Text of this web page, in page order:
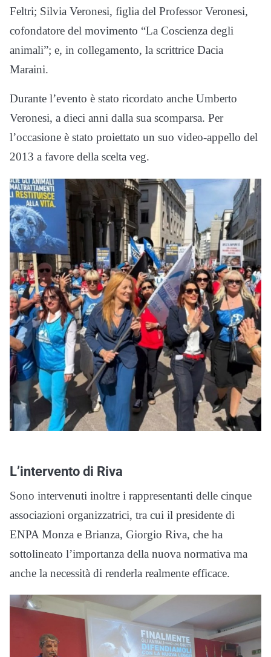
Feltri; Silvia Veronesi, figlia del Professor Veronesi,
cofondatore del movimento “La Coscienza degli
animali”; e, in collegamento, la scrittrice Dacia
Maraini.
Durante l’evento è stato ricordato anche Umberto
Veronesi, a dieci anni dalla sua scomparsa. Per
l’occasione è stato proiettato un suo video-appello del
2013 a favore della scelta veg.
L’intervento di Riva
Sono intervenuti inoltre i rappresentanti delle cinque
associazioni organizzatrici, tra cui il presidente di
ENPA Monza e Brianza, Giorgio Riva, che ha
sottolineato l’importanza della nuova normativa ma
anche la necessità di renderla realmente efficace.